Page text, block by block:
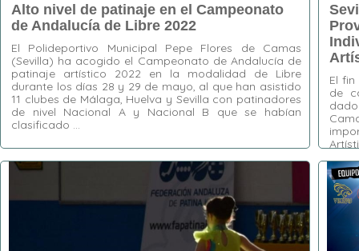
Alto nivel de patinaje en el Campeonato
de Andalucía de Libre 2022
El Polideportivo Municipal Pepe Flores de Camas
(Sevilla) ha acogido el Campeonato de Andalucía de
patinaje artístico 2022 en la modalidad de Libre
durante los días 28 y 29 de mayo, al que han asistido
11 clubes de Málaga, Huelva y Sevilla con patinadores
de nivel Nacional A y Nacional B que se habían
clasificado …
Biellmann
Danzapatín,
,Mijas,
Patinaje Artístico,
El
de